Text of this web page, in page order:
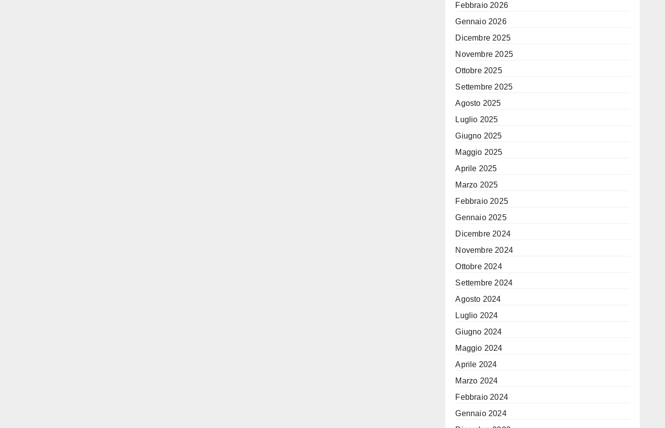
Febbraio 2026
Gennaio 2026
Dicembre 2025
Novembre 2025
Ottobre 2025
Settembre 2025
Agosto 2025
Luglio 2025
Giugno 2025
Maggio 2025
Aprile 2025
Marzo 2025
Febbraio 2025
Gennaio 2025
Dicembre 2024
Novembre 2024
Ottobre 2024
Settembre 2024
Agosto 2024
Luglio 2024
Giugno 2024
Maggio 2024
Aprile 2024
Marzo 2024
Febbraio 2024
Gennaio 2024